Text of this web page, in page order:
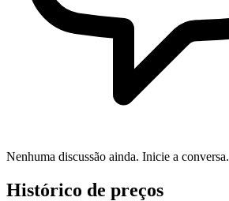
Nenhuma discussão ainda. Inicie a conversa.
Histórico de preços